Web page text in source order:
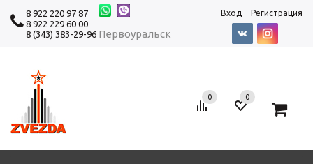
8 922 220 97 87
8 922 229 60 00
8 (343) 383-29-96 Первоуральск
Вход Регистрация
0 0